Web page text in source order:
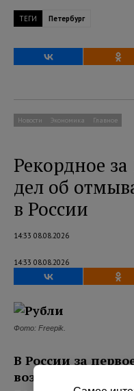
ТЕГИ Петербург
Новости Экономика Главное
Рекордное за
дел об
в России
14:33 08.08.2026
14:33 08.08.2026
Фото: Freepik.
В России за
возбудили